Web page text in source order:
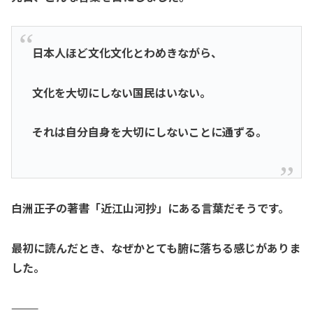
日本人ほど文化文化とわめきながら、
文化を大切にしない国民はいない。
それは自分自身を大切にしないことに通ずる。
白洲正子の著書「近江山河抄」 にある言葉だそうです。
最初に読んだとき、 なぜかとても腑に落ちる感じがありま
した。
⸻